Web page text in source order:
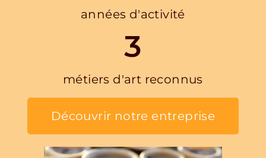
années d'activité
3
métiers d'art reconnus
Découvrir notre entreprise